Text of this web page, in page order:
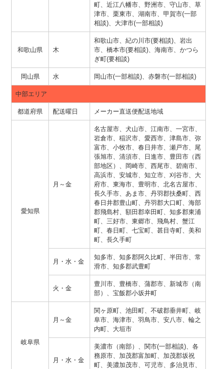
町、近江八幡市、野洲市、守山市、草
津市、栗東市、湖南市、甲賀市(一部
相談)、大津市(一部相談)
和歌山県 木
和歌山市、紀の川市(要相談)、岩出
市、橋本市(要相談)、海南市、かつら
ぎ町(要相談)
岡山県 水 岡山市(一部相談)、赤磐市(一部相談)
中部エリア
都道府県 配送曜日 メーカー直送便配送地域
愛知県
月～金
名古屋市、犬山市、江南市、一宮市、
岩倉市、稲沢市、愛西市、津島市、弥
富市、小牧市、春日井市、瀬戸市、尾
張旭市、清須市、日進市、豊田市（西
部地区）、岡崎市、西尾市、碧南市、
高浜市、安城市、知立市、刈谷市、大
府市、東海市、豊明市、北名古屋市、
長久手市、あま市、丹羽郡扶桑町、西
春日井郡豊山町、丹羽郡大口町、海部
郡飛島村、額田郡幸田町、知多郡東浦
町、三好市、東郷市、飛鳥村、蟹江
町、春日町、七宝町、甚目寺町、美和
町、長久手町
月・水・金
知多市、知多郡阿久比町、半田市、常
滑市、知多郡武豊町
火・金
豊川市、豊橋市、蒲郡市、新城市（南
部）、宝飯郡小坂井町
岐阜県
月～金
関ヶ原町、池田町、不破郡垂井町、岐
阜市、海津市、羽鳥市、安八市、輪之
内町、大垣市
月・水・金
美濃市（南部）、関市(一部相談)、各
務原市、加茂郡富加町、加茂郡坂祝
町、美濃加茂市、可児市、多治見市、